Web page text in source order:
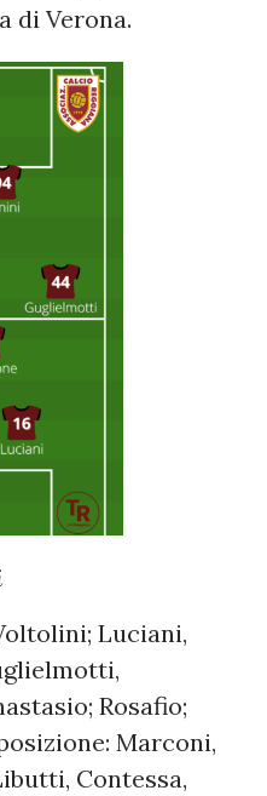
di Verona.
Luciani,
Rosafio;
Marconi,
Contessa,